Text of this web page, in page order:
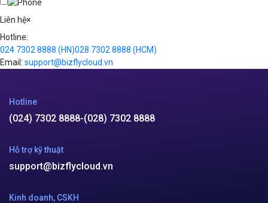
Videos
Liên hệ×
Hotline:
024 7302 8888 (HN)028 7302 8888 (HCM)
Email: support@bizflycloud.vn
Hotline
(024) 7302 8888-(028) 7302 8888
Hỗ trợ kỹ thuật
support@bizflycloud.vn
Kinh doanh, CSKH